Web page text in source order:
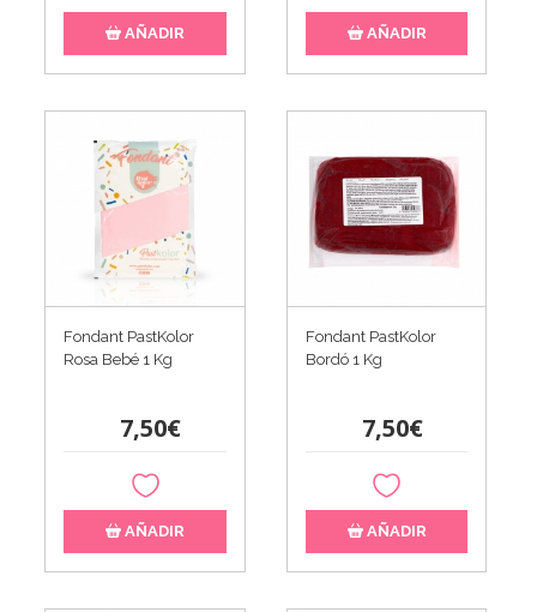
AÑADIR AÑADIR
Fondant PastKolor
Rosa Bebé 1 Kg
7,50€
AÑADIR
Fondant PastKolor
Bordó 1 Kg
7,50€
AÑADIR